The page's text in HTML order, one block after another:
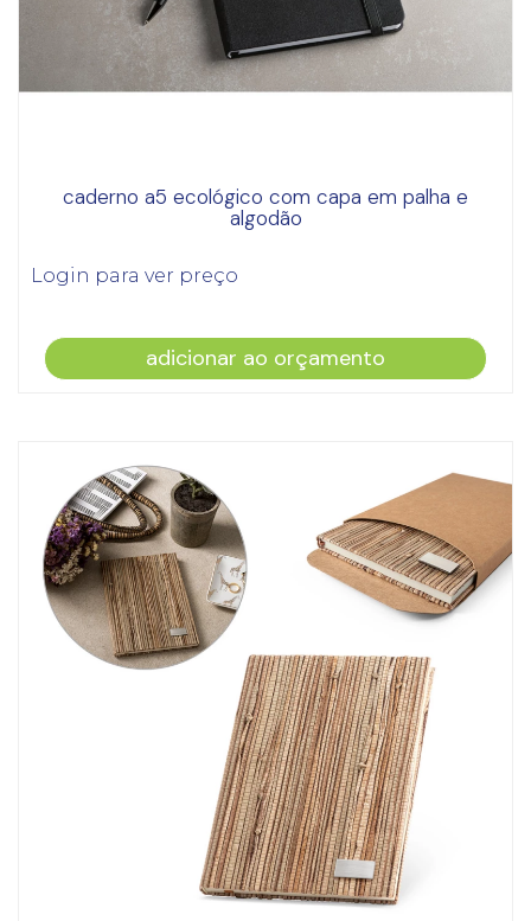
caderno a5 ecológico com capa em palha e
algodão
Login para ver preço
adicionar ao orçamento